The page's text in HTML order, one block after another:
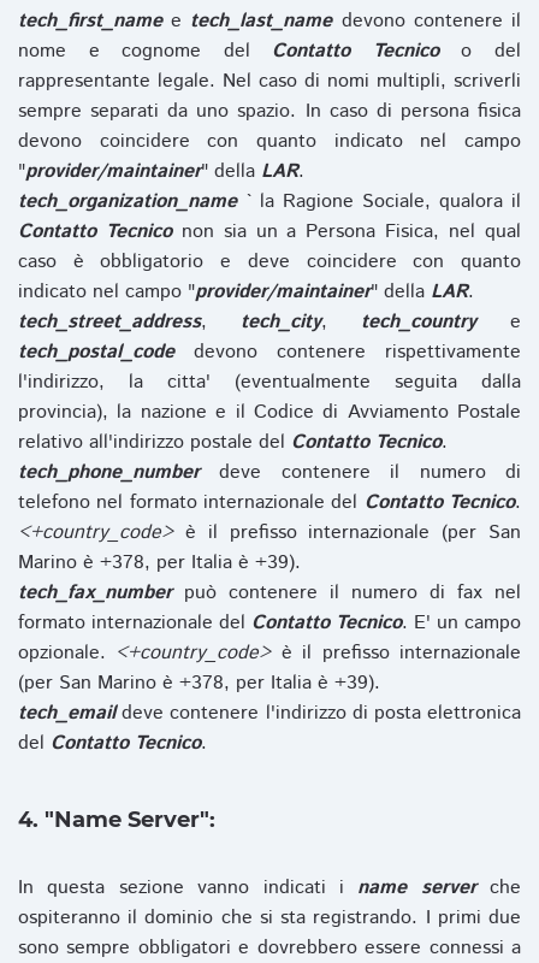
tech_first_namee tech_last_namedevono contenere il
nome e cognome del Contatto Tecnicoo del
rappresentante legale. Nel caso di nomi multipli, scriverli
sempre separati da uno spazio. In caso di persona fisica
devono coincidere con quanto indicato nel campo
"provider/maintainer" della LAR.
tech_organization_name` la Ragione Sociale, qualora il
Contatto Tecniconon sia un a Persona Fisica, nel qual
caso è obbligatorio e deve coincidere con quanto
indicato nel campo "provider/maintainer" della LAR.
tech_street_address, tech_city, tech_countrye
tech_postal_codedevono contenere rispettivamente
l'indirizzo, la citta' (eventualmente seguita dalla
provincia), la nazione e il Codice di Avviamento Postale
relativo all'indirizzo postale del Contatto Tecnico.
tech_phone_numberdeve contenere il numero di
telefono nel formato internazionale del Contatto Tecnico.
<+country_code>è il prefisso internazionale (per San
Marino è +378, per Italia è +39).
tech_fax_numberpuò contenere il numero di fax nel
formato internazionale del Contatto Tecnico. E' un campo
opzionale. <+country_code>è il prefisso internazionale
(per San Marino è +378, per Italia è +39).
tech_emaildeve contenere l'indirizzo di posta elettronica
del Contatto Tecnico.
4. "Name Server":
In questa sezione vanno indicati i name serverche
ospiteranno il dominio che si sta registrando. I primi due
sono sempre obbligatori e dovrebbero essere connessi a